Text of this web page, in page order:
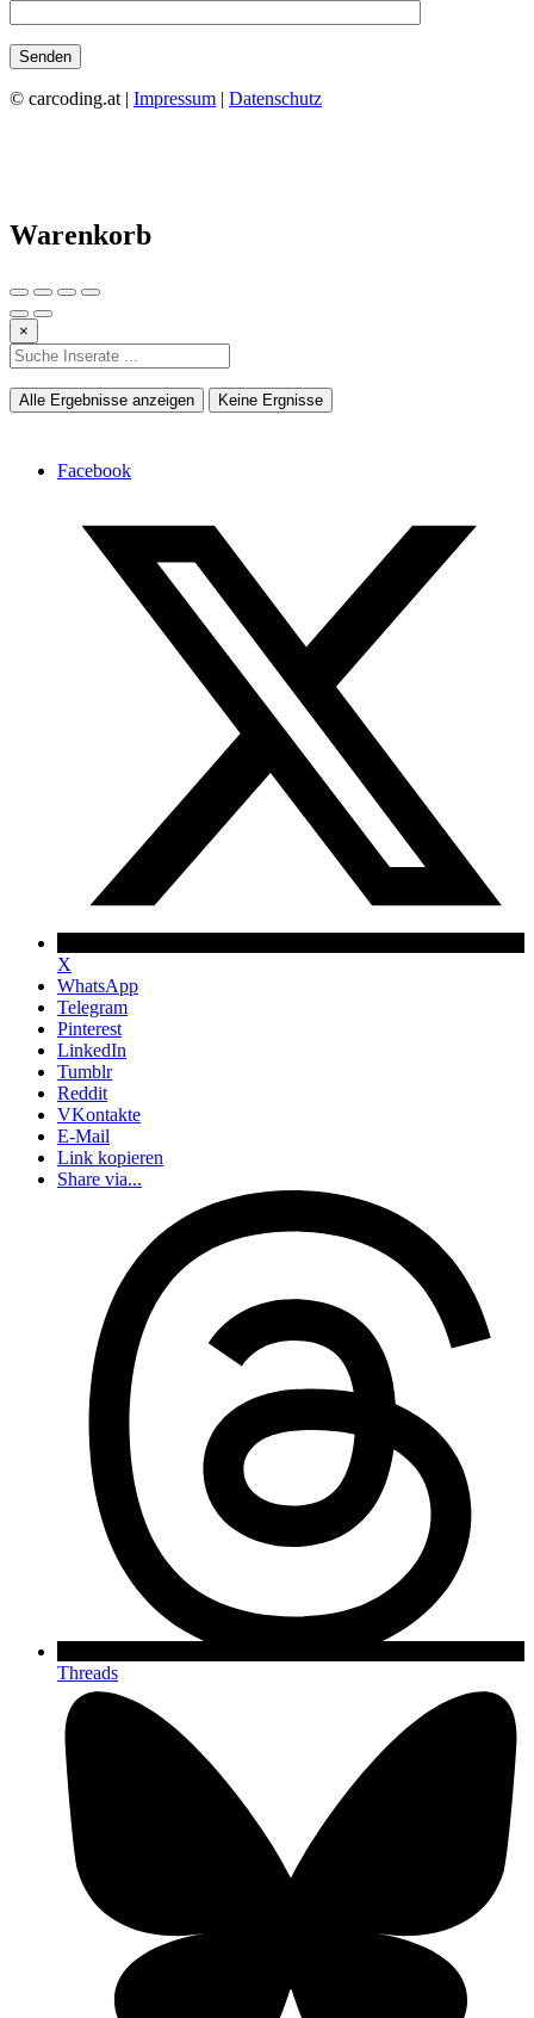
© carcoding.at | Impressum | Datenschutz
Warenkorb
×
Alle Ergebnisse anzeigen Keine Ergnisse
Facebook
X
WhatsApp
Telegram
Pinterest
LinkedIn
Tumblr
Reddit
VKontakte
E-Mail
Link kopieren
Share via...
Threads